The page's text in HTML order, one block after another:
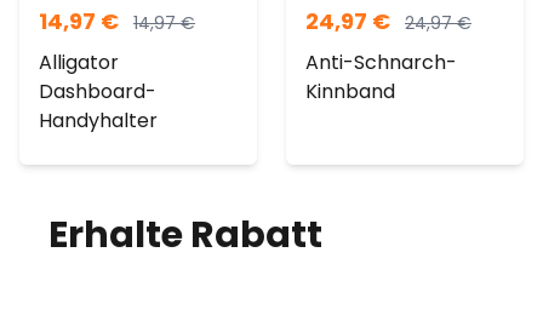
14,97 € 14,97€
Alligator
Dashboard-
Handyhalter
24,97 € 24,97€
Anti-Schnarch-
Kinnband
Erhalte Rabatt